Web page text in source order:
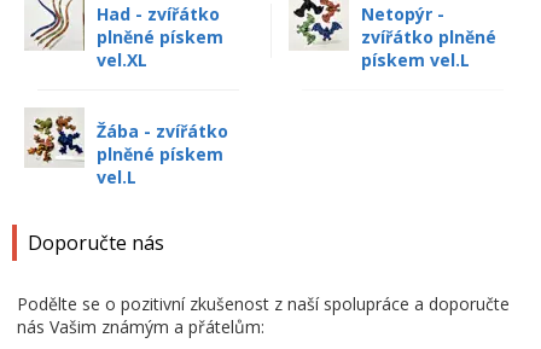
Had - zvířátko
plněné pískem
vel.XL
Netopýr -
zvířátko plněné
pískem vel.L
Žába - zvířátko
plněné pískem
vel.L
Doporučte nás
Podělte se o pozitivní zkušenost z naší spolupráce a doporučte
nás Vašim známým a přátelům: